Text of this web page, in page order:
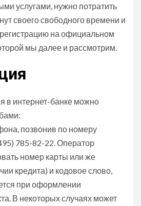
услугами, нужно потратить
своего свободного времени и
на официальном
мы далее и рассмотрим.
в интернет-банке можно
позвонив по номеру
785-82-22. Оператор
номер карты или же
кредита) и кодовое слово,
при оформлении
В некоторых случаях может